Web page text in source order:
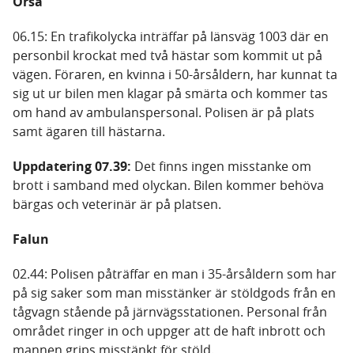
06.15: En trafikolycka inträffar på länsväg 1003 där en
personbil krockat med två hästar som kommit ut på
vägen. Föraren, en kvinna i 50-årsåldern, har kunnat ta
sig ut ur bilen men klagar på smärta och kommer tas
om hand av ambulanspersonal. Polisen är på plats
samt ägaren till hästarna.
Uppdatering 07.39: Det finns ingen misstanke om
brott i samband med olyckan. Bilen kommer behöva
bärgas och veterinär är på platsen.
Falun
02.44: Polisen påträffar en man i 35-årsåldern som har
på sig saker som man misstänker är stöldgods från en
tågvagn stående på järnvägsstationen. Personal från
området ringer in och uppger att de haft inbrott och